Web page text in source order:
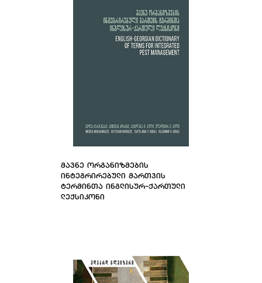
ᲛᲐᲕᲜᲔ ᲝᲠᲒᲐᲜᲘᲖᲛᲔᲑᲘᲡ
ᲘᲜᲢᲔᲒᲠᲘᲠᲔᲑᲣᲚᲘ ᲛᲐᲠᲗᲕᲘᲡ
ᲢᲔᲠᲛᲘᲜᲗᲐ ᲘᲜᲒᲚᲘᲡᲣᲠ-ᲥᲐᲠᲗᲣᲚᲘ
ᲚᲔᲥᲡᲘᲙᲝᲜᲘ